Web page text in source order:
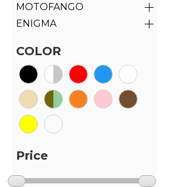
MOTOFANGO
ENIGMA
COLOR
Price